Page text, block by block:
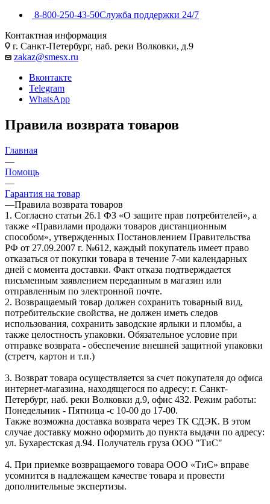
8-800-250-43-50Служба поддержки 24/7
Контактная информация
г. Санкт-Петербург, наб. реки Волковки, д.9
zakaz@smesx.ru
Вконтакте
Telegram
WhatsApp
Правила возврата товаров
Главная
—
Помощь
—
Гарантия на товар
—Правила возврата товаров
1. Согласно статьи 26.1 ФЗ «О защите прав потребителей», а
также «Правилами продажи товаров дистанционным
способом», утвержденных Постановлением Правительства
РФ от 27.09.2007 г. №612, каждый покупатель имеет право
отказаться от покупки товара в течение 7-ми календарных
дней с момента доставки. Факт отказа подтверждается
письменным заявлением переданным в магазин или
отправленным по электронной почте.
2. Возвращаемый товар должен сохранить товарный вид,
потребительские свойства, не должен иметь следов
использования, сохранить заводские ярлыки и пломбы, а
также целостность упаковки. Обязательное условие при
отправке возврата - обеспечение внешней защитной упаковки
(стретч, картон и т.п.)
3. Возврат товара осуществляется за счет покупателя до офиса
интернет-магазина, находящегося по адресу: г. Санкт-
Петербург, наб. реки Волковки д.9, офис 432. Режим работы:
Понедельник - Пятница -с 10-00 до 17-00.
Также возможна доставка возврата через ТК СДЭК. В этом
случае доставку можно оформить до пункта выдачи по адресу:
ул. Бухарестская д.94. Получатель груза ООО "ТиС"
4. При приемке возвращаемого товара ООО «ТиС» вправе
усомнится в надлежащем качестве товара и провести
дополнительные экспертизы.